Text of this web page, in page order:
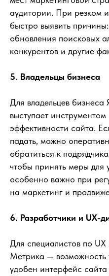
аудитории. При резком
быстро выявить
обновления поисковых
конкурентов и другие
5. Владельцы бизнеса
Для владельцев
выступает
эффективности сайта.
падать, можно
обратиться к
чтобы принять меры для
особенно важно при
на маркетинг и
6. Разработчики и UX-
Для специалистов по UX
Метрика — возможность
удобен интерфейс